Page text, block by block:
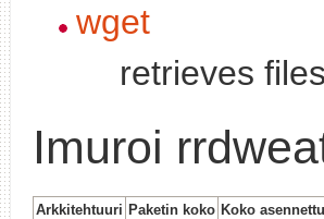
wget
retrieves
Imuroi
Arkkitehtuuri Paketin koko Koko